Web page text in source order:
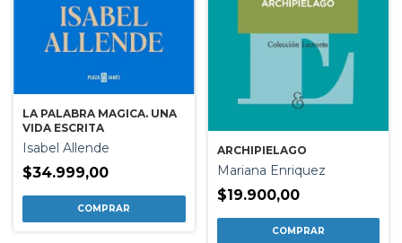
LA PALABRA MAGICA. UNA
VIDA ESCRITA
Isabel Allende
$34.999,00
ARCHIPIELAGO
Mariana Enriquez
$19.900,00